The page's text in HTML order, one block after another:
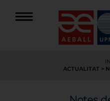
ACTUALITAT>